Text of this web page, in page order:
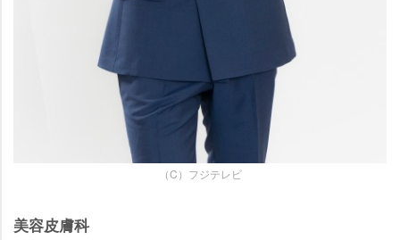
（C）フジテレビ
美容皮膚科